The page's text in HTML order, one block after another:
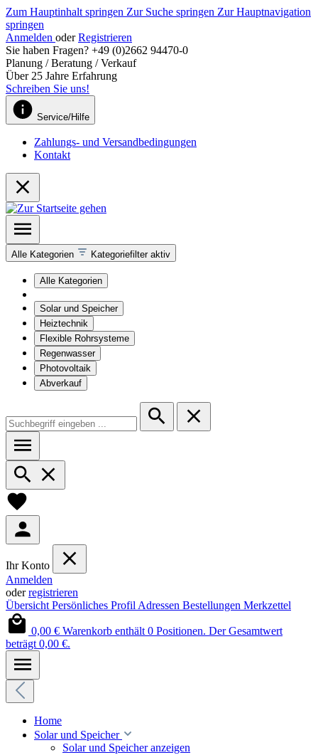
Zum Hauptinhalt springen Zur Suche springen Zur Hauptnavigation
springen
Anmelden oder Registrieren
Sie haben Fragen? +49 (0)2662 94470-0
Planung / Beratung / Verkauf
Über 25 Jahre Erfahrung
Schreiben Sie uns!
Service/Hilfe
Zahlungs- und Versandbedingungen
Kontakt
Alle Kategorien Kategoriefilter aktiv
Alle Kategorien
Solar und Speicher
Heiztechnik
Flexible Rohrsysteme
Regenwasser
Photovoltaik
Abverkauf
Ihr Konto
Anmelden
oderregistrieren
Übersicht Persönliches Profil Adressen Bestellungen Merkzettel
0,00 € Warenkorb enthält 0 Positionen. Der Gesamtwert
beträgt 0,00 €.
Home
Solar und Speicher
Solar und Speicher anzeigen